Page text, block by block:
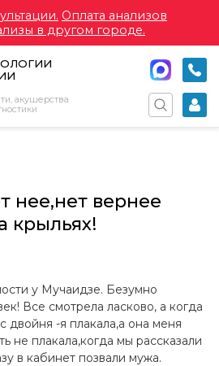
Оплата анализов
в другом городе.
акушерства
нее,нет вернее
крыльях!
у Мучаидзе. Безумно
Все смотрела ласково, а когда
двойня -я плакала,а она меня
не плакала,когда мы рассказали
в кабинет позвали мужа.